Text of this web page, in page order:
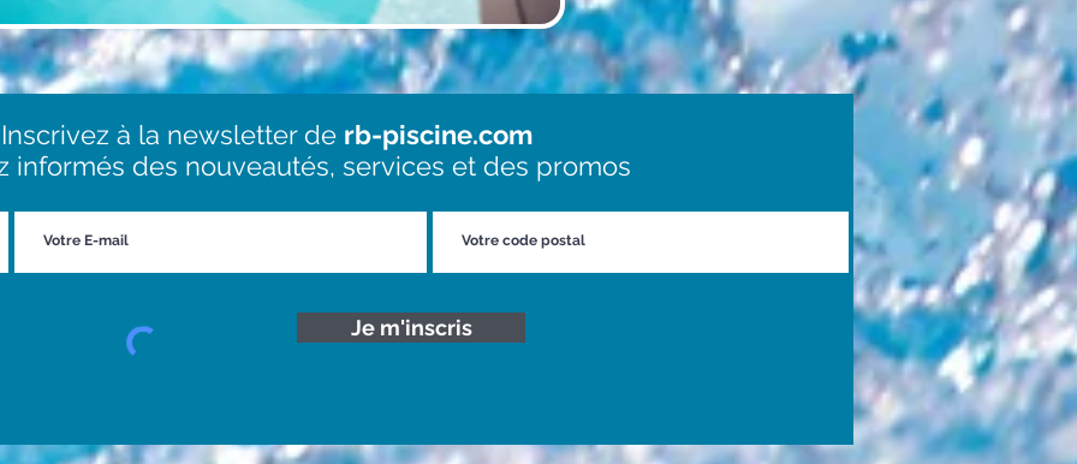
Inscrivez à la newsletter de rb-piscine.com
informés des nouveautés, services et des promos
Je m'inscris